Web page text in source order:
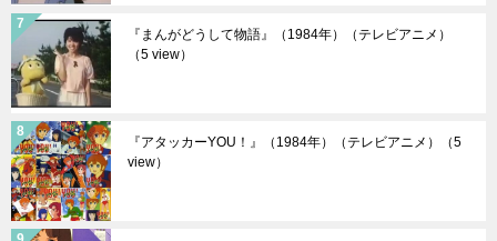
『まんがどうして物語』（1984年）（テレビアニメ）
（5 view）
『アタッカーYOU！』（1984年）（テレビアニメ）
（5
view）